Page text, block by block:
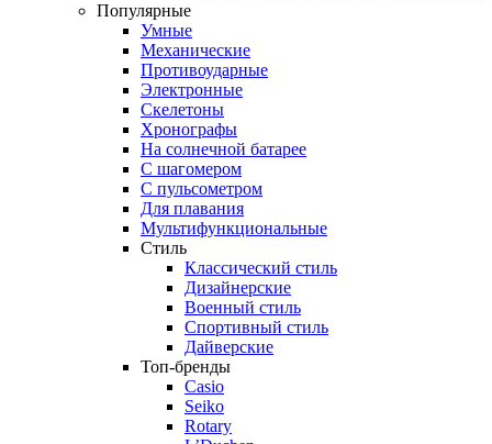
Популярные
Умные
Механические
Противоударные
Электронные
Скелетоны
Хронографы
На солнечной батарее
С шагомером
С пульсометром
Для плавания
Мультифункциональные
Стиль
Классический стиль
Дизайнерские
Военный стиль
Спортивный стиль
Дайверские
Топ-бренды
Casio
Seiko
Rotary